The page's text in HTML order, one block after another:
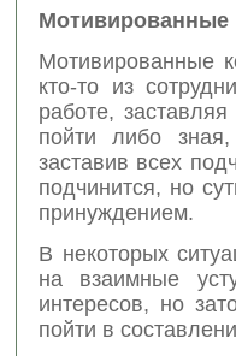
Мотивированные
кто-то из
работе,
пойти либо
заставив всех
подчинится, но
принуждением.
В некоторых
на взаимные
интересов, но
пойти в